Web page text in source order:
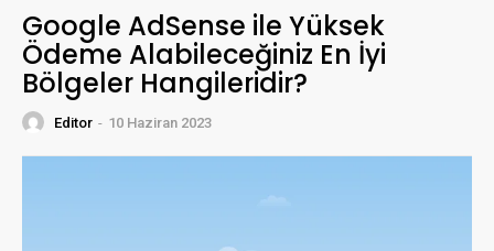
Google AdSense ile Yüksek
Ödeme Alabileceğiniz En İyi
Bölgeler Hangileridir?
Editor - 10 Haziran 2023